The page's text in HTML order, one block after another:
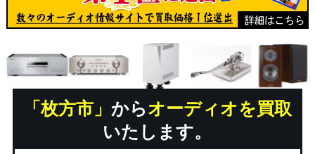
「枚方市」 からオーディオを買取
いたします。